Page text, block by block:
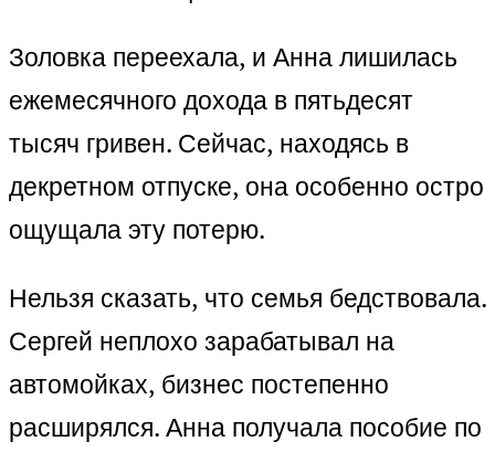
Золовка переехала, и Анна лишилась
ежемесячного дохода в пятьдесят
тысяч гривен. Сейчас, находясь в
декретном отпуске, она особенно остро
ощущала эту потерю.
Нельзя сказать, что семья бедствовала.
Сергей неплохо зарабатывал на
автомойках, бизнес постепенно
расширялся. Анна получала пособие по